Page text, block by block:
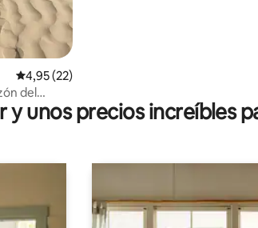
Calificación promedio: 4,95 de 5. 22
4,95 (22)
del
y unos precios increíbles